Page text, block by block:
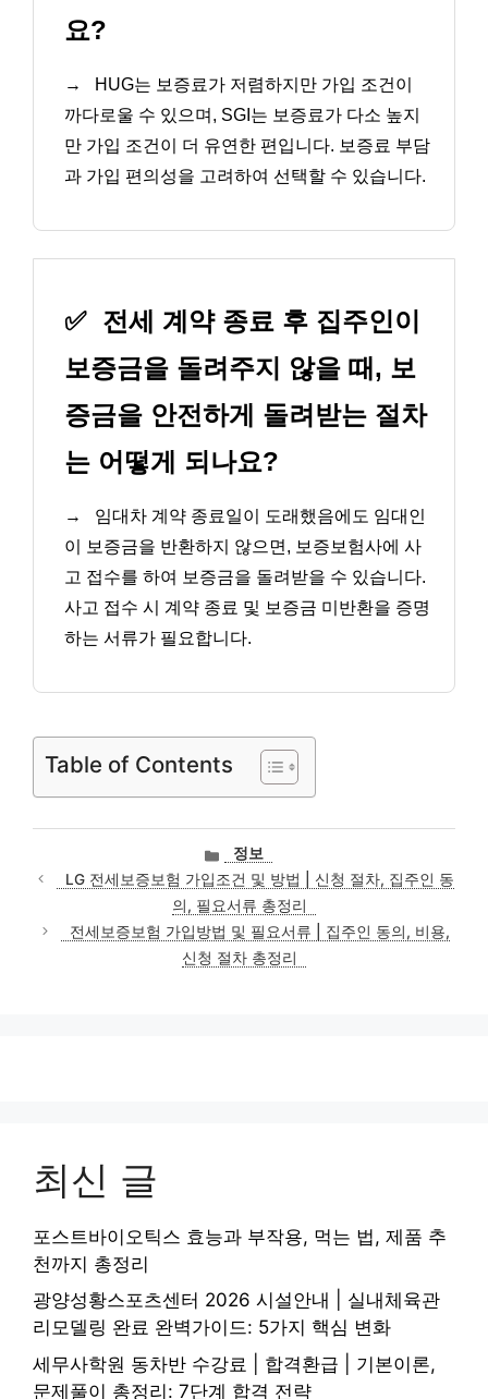
요?
→
HUG는 보증료가 저렴하지만 가입 조건이
까다로울 수 있으며, SGI는 보증료가 다소 높지
만 가입 조건이 더 유연한 편입니다. 보증료 부담
과 가입 편의성을 고려하여 선택할 수 있습니다.
✅ 전세 계약 종료 후 집주인이
보증금을 돌려주지 않을 때, 보
증금을 안전하게 돌려받는 절차
는 어떻게 되나요?
→
임대차 계약 종료일이 도래했음에도 임대인
이 보증금을 반환하지 않으면, 보증보험사에 사
고 접수를 하여 보증금을 돌려받을 수 있습니다.
사고 접수 시 계약 종료 및 보증금 미반환을 증명
하는 서류가 필요합니다.
Table of Contents
카
테
고
리
정보
LG 전세보증보험 가입조건 및 방법 | 신청 절차, 집주인 동
의, 필요서류 총정리
전세보증보험 가입방법 및 필요서류 | 집주인 동의, 비용,
신청 절차 총정리
최신 글
포스트바이오틱스 효능과 부작용, 먹는 법, 제품 추
천까지 총정리
광양성황스포츠센터 2026 시설안내 | 실내체육관
리모델링 완료 완벽가이드: 5가지 핵심 변화
세무사학원 동차반 수강료 | 합격환급 | 기본이론,
문제풀이 총정리: 7단계 합격 전략